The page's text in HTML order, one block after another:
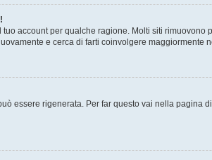
account per qualche ragione. Molti siti
e cerca di farti coinvolgere maggiormente
essere rigenerata. Per far questo vai nella pagina